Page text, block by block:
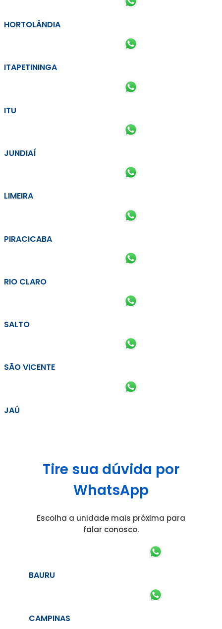
HORTOLÂNDIA
ITAPETININGA
ITU
JUNDIAÍ
LIMEIRA
PIRACICABA
RIO CLARO
SALTO
SÃO VICENTE
JAÚ
Tire sua dúvida por
WhatsApp
Escolha a unidade mais próxima para
falar conosco.
BAURU
CAMPINAS